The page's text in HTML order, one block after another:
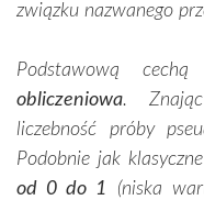
związku nazwanego
Podstawową
obliczeniowa.
liczebność próby
Podobnie jak
od 0 do 1 (niska